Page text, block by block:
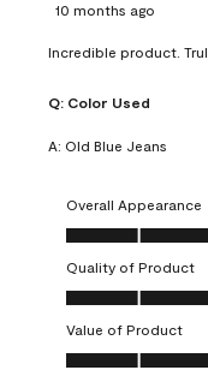
10 months ago
Incredible product.
Q: Color Used
A: Old Blue Jeans
Overall Appearance
Overall
Quality of Product
Quality of Product,
Value of Product
Value of Product,